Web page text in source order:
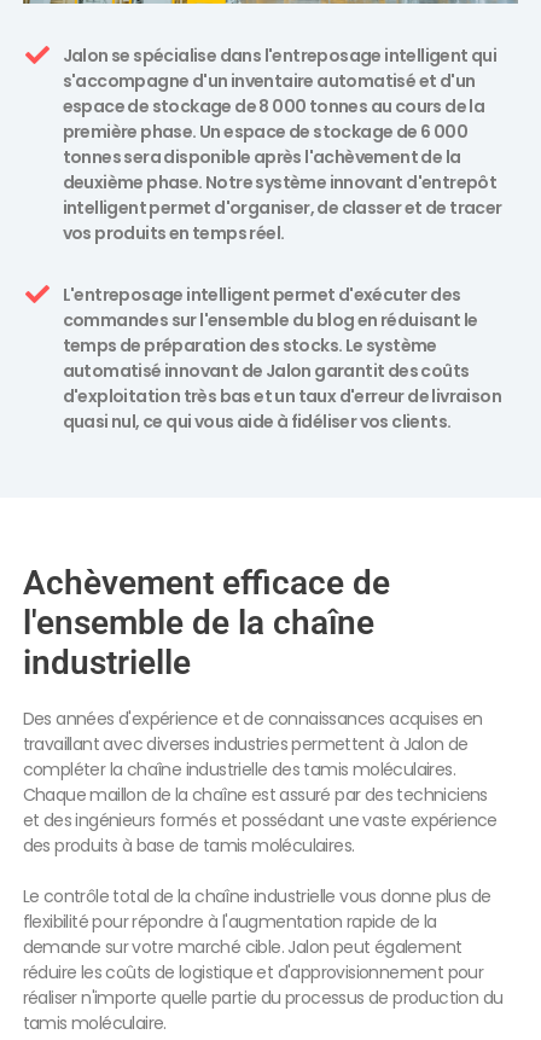
Jalon se spécialise dans l'entreposage intelligent qui
s'accompagne d'un inventaire automatisé et d'un
espace de stockage de 8 000 tonnes au cours de la
première phase. Un espace de stockage de 6 000
tonnes sera disponible après l'achèvement de la
deuxième phase. Notre système innovant d'entrepôt
intelligent permet d'organiser, de classer et de tracer
vos produits en temps réel.
L'entreposage intelligent permet d'exécuter des
commandes sur l'ensemble du blog en réduisant le
temps de préparation des stocks. Le système
automatisé innovant de Jalon garantit des coûts
d'exploitation très bas et un taux d'erreur de livraison
quasi nul, ce qui vous aide à fidéliser vos clients.
Achèvement efficace de
l'ensemble de la chaîne
industrielle
Des années d'expérience et de connaissances acquises en
travaillant avec diverses industries permettent à Jalon de
compléter la chaîne industrielle des tamis moléculaires.
Chaque maillon de la chaîne est assuré par des techniciens
et des ingénieurs formés et possédant une vaste expérience
des produits à base de tamis moléculaires.
Le contrôle total de la chaîne industrielle vous donne plus de
flexibilité pour répondre à l'augmentation rapide de la
demande sur votre marché cible. Jalon peut également
réduire les coûts de logistique et d'approvisionnement pour
réaliser n'importe quelle partie du processus de production du
tamis moléculaire.